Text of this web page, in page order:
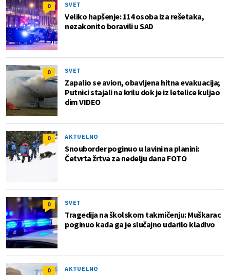
0 SVET
Veliko hapšenje: 114 osoba iza rešetaka,
nezakonito boravili u SAD
0 SVET
Zapalio se avion, obavljena hitna evakuacija;
Putnici stajali na krilu dok je iz letelice kuljao
dim VIDEO
0 AKTUELNO
Snouborder poginuo u lavini na planini:
Četvrta žrtva za nedelju dana FOTO
0 SVET
Tragedija na školskom takmičenju: Muškarac
poginuo kada ga je slučajno udarilo kladivo
0 AKTUELNO